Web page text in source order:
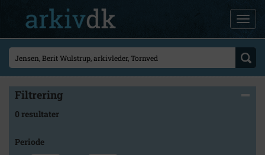
Filtrering
0 resultater
Periode